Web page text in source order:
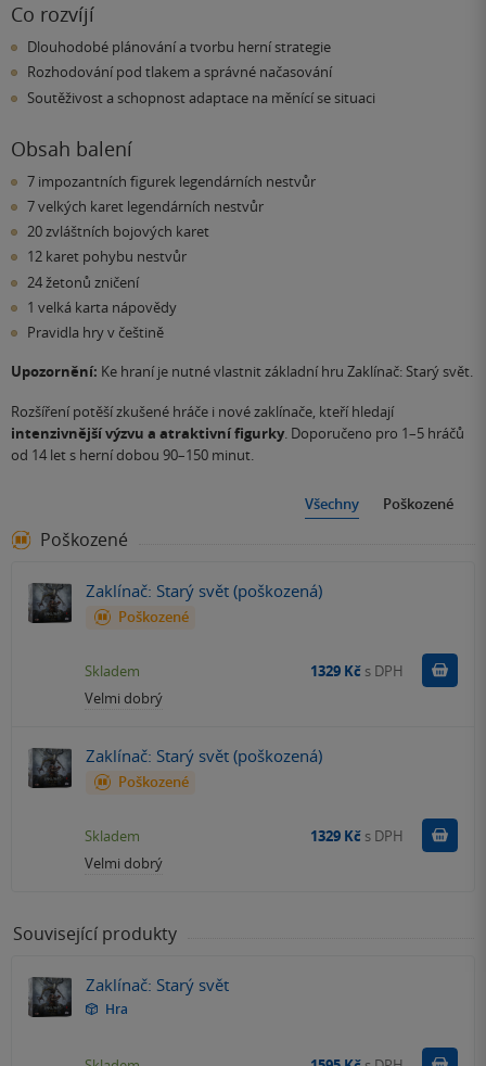
Co rozvíjí
Dlouhodobé plánování a tvorbu herní strategie
Rozhodování pod tlakem a správné načasování
Soutěživost a schopnost adaptace na měnící se situaci
Obsah balení
7 impozantních figurek legendárních nestvůr
7 velkých karet legendárních nestvůr
20 zvláštních bojových karet
12 karet pohybu nestvůr
24 žetonů zničení
1 velká karta nápovědy
Pravidla hry v češtině
Upozornění: Ke hraní je nutné vlastnit základní hru Zaklínač: Starý svět.
Rozšíření potěší zkušené hráče i nové zaklínače, kteří hledají
intenzivnější výzvu a atraktivní figurky. Doporučeno pro 1–5 hráčů
od 14 let s herní dobou 90–150 minut.
Všechny Poškozené
Poškozené
Zaklínač: Starý svět (poškozená)
Poškozené
Velmi dobrý
Skladem 1329 Kč s DPH
Zaklínač: Starý svět (poškozená)
Poškozené
Velmi dobrý
Skladem 1329 Kč s DPH
Související produkty
Zaklínač: Starý svět
Hra